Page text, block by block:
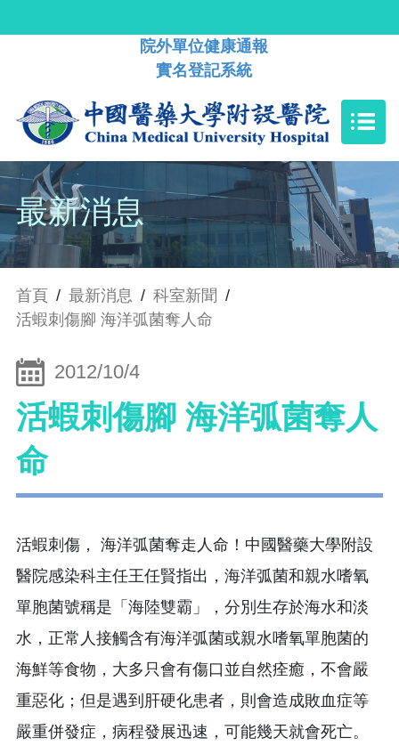
院外單位健康通報
實名登記系統
最新消息
首頁 / 最新消息 / 科室新聞 /
活蝦刺傷腳 海洋弧菌奪人命
2012/10/4
活蝦刺傷腳 海洋弧菌奪人
命
活蝦刺傷， 海洋弧菌奪走人命！中國醫藥大學附設
醫院感染科主任王任賢指出，海洋弧菌和親水嗜氧
單胞菌號稱是「海陸雙霸」，分別生存於海水和淡
水，正常人接觸含有海洋弧菌或親水嗜氧單胞菌的
海鮮等食物，大多只會有傷口並自然痊癒，不會嚴
重惡化；但是遇到肝硬化患者，則會造成敗血症等
嚴重併發症，病程發展迅速，可能幾天就會死亡。